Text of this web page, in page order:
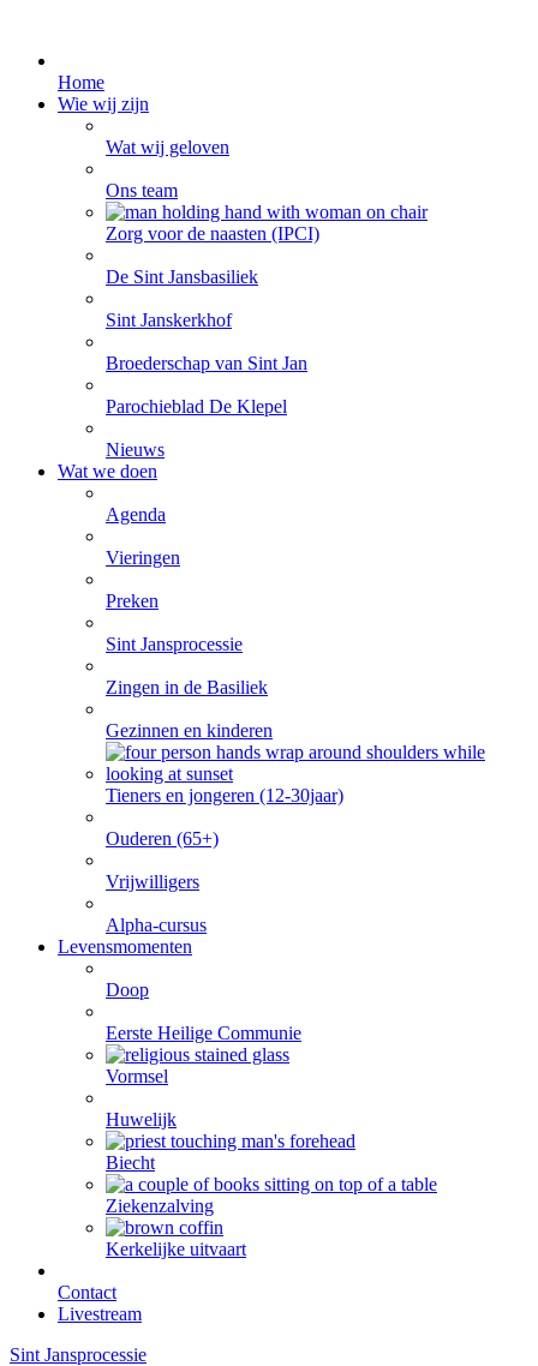
Home
Wie wij zijn
Wat wij geloven
Ons team
Zorg voor de naasten (IPCI)
De Sint Jansbasiliek
Sint Janskerkhof
Broederschap van Sint Jan
Parochieblad De Klepel
Nieuws
Wat we doen
Agenda
Vieringen
Preken
Sint Jansprocessie
Zingen in de Basiliek
Gezinnen en kinderen
Tieners en jongeren (12-30jaar)
Ouderen (65+)
Vrijwilligers
Alpha-cursus
Levensmomenten
Doop
Eerste Heilige Communie
Vormsel
Huwelijk
Biecht
Ziekenzalving
Kerkelijke uitvaart
Contact
Livestream
Sint Jansprocessie